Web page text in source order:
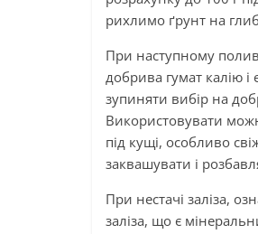
рихлимо ґрунт на
При наступному
добрива гумат калію і
зупиняти вибір на
Використовувати
під кущі, особливо
заквашувати і
При нестачі заліза,
заліза, що є